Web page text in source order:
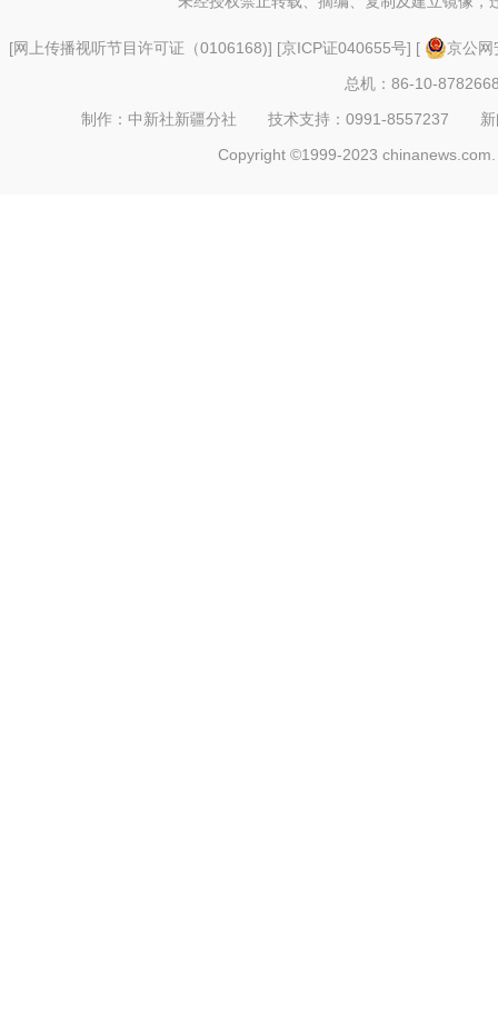
[网上传播视听节目许可证（0106168)] [京ICP证040655号] [
京公
总机：86-10-
制作：中新社新疆分社 技术支持：0991-8557237
Copyright ©1999-2023